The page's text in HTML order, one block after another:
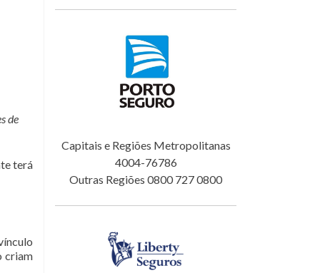
de
terá
criam
Capitais e Regiões Metropolitanas
4004-76786
Outras Regiões 0800 727 0800